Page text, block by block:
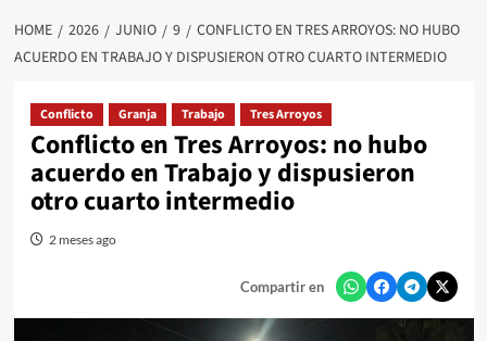
HOME 2026 JUNIO 9
CONFLICTO EN TRES ARROYOS: NO HUBO
ACUERDO EN TRABAJO Y DISPUSIERON OTRO CUARTO INTERMEDIO
Conflicto Granja Trabajo Tres Arroyos
Conflicto en Tres Arroyos: no hubo
acuerdo en Trabajo y dispusieron
otro cuarto intermedio
2 meses ago
Compartir en